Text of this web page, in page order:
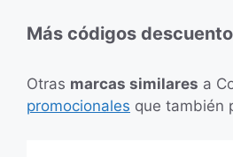
Más códigos
Otras marcas similares a
promocionales que también